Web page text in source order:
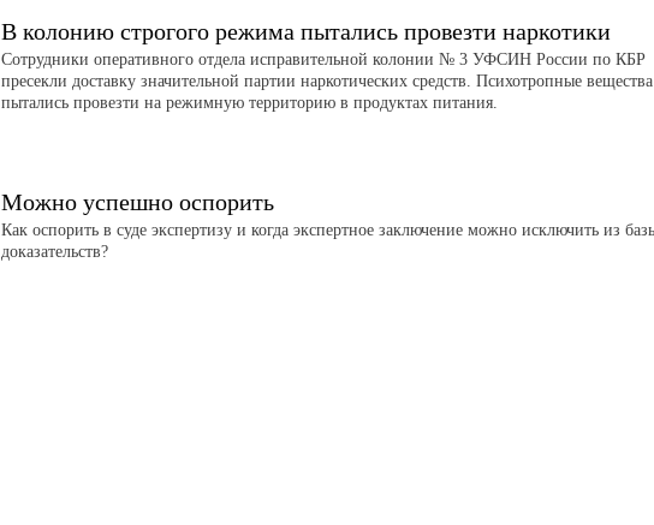
В колонию строгого режима пытались провезти наркотики
Сотрудники оперативного отдела исправительной колонии № 3 УФСИН России по КБР
пресекли доставку значительной партии наркотических средств. Психотропные вещества
пытались провезти на режимную территорию в продуктах питания.
Можно успешно оспорить
Как оспорить в суде экспертизу и когда экспертное заключение можно исключить из
доказательств?